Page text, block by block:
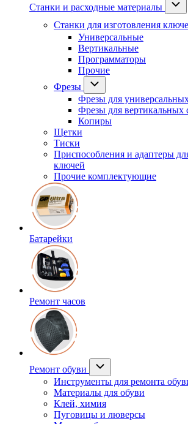
Станки и расходные материалы
Станки для изготовления
Универсальные
Вертикальные
Программаторы
Прочие
Фрезы
Фрезы для
Фрезы для вертикальных
Копиры
Щетки
Тиски
Приспособления и адаптеры
ключей
Прочие комплектующие
Батарейки
Ремонт часов
Ремонт обуви
Инструменты для ремонта
Материалы для обуви
Клей, химия
Пуговицы и люверсы